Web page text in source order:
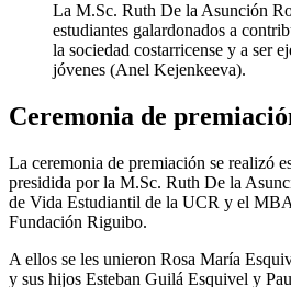
La M.Sc. Ruth De la Asunción
estudiantes galardonados a
la sociedad costarricense y a ser
jóvenes (Anel Kejenkeeva).
Ceremonia de
La ceremonia de premiación se realizó
presidida por la M.Sc. Ruth De la
de Vida Estudiantil de la UCR y el
Fundación Riguibo.
A ellos se les unieron Rosa María
y sus hijos Esteban Guilá Esquivel y